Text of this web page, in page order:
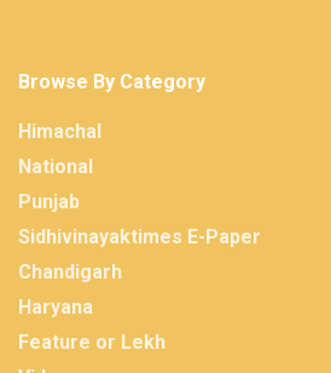
Browse By Category
Himachal
National
Punjab
Sidhivinayaktimes E-Paper
Chandigarh
Haryana
Feature or Lekh